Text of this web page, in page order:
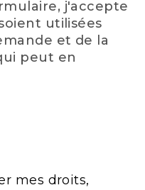
j'accepte
utilisées
et de la
peut en
mes droits,